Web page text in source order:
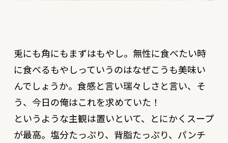
兎にも角にもまずはもやし。無性に食べたい時
に食べるもやしっていうのはなぜこうも美味い
んでしょうか。食感と言い瑞々しさと言い、そ
う、今日の俺はこれを求めていた！
というような主観は置いといて、とにかくスープ
が最高。塩分たっぷり、背脂たっぷり、パンチ